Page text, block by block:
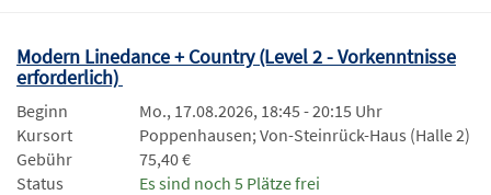
Modern Linedance + Country (Level 2 - Vorkenntnisse
erforderlich)
Beginn
Mo., 17.08.2026, 18:45 - 20:15 Uhr
Kursort
Poppenhausen; Von-Steinrück-Haus (Halle 2)
Gebühr
75,40 €
Status
Es sind noch 5 Plätze frei